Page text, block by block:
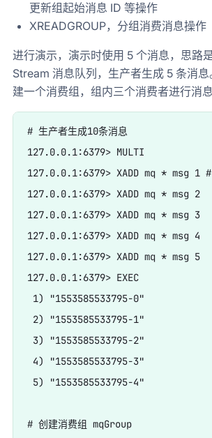
更新组起始消息 ID 等操作
XREADGROUP，分组消费消息操作
进行演示，演示时使用 5 个消息，思路
Stream 消息队列，生产者生成 5 条消息
建一个消费组，组内三个消费者进行消息
# 生产者生成10条消息
127.0.0.1:6379> MULTI
127.0.0.1:6379> XADD mq * msg 1 #
127.0.0.1:6379> XADD mq * msg 2
127.0.0.1:6379> XADD mq * msg 3
127.0.0.1:6379> XADD mq * msg 4
127.0.0.1:6379> XADD mq * msg 5
127.0.0.1:6379> EXEC
1) "1553585533795-0"
2) "1553585533795-1"
3) "1553585533795-2"
4) "1553585533795-3"
5) "1553585533795-4"
# 创建消费组 mqGroup